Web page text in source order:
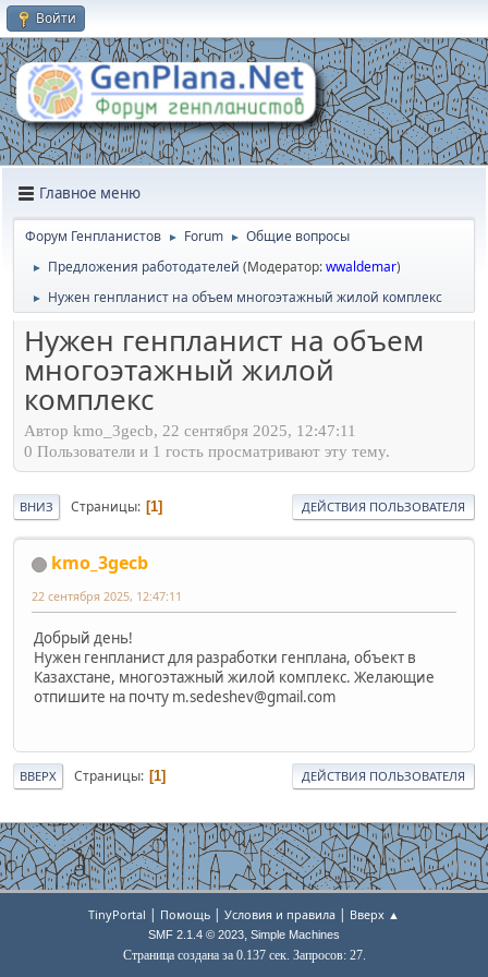
Войти
Главное меню
Форум Генпланистов ► Forum ► Общие вопросы
► Предложения работодателей (Модератор:wwaldemar)
► Нужен генпланист на объем многоэтажный жилой комплекс
Нужен генпланист на объем
многоэтажный жилой
комплекс
Автор kmo_3gecb, 22 сентября 2025, 12:47:11
0 Пользователи и 1 гость просматривают эту тему.
ВНИЗ Страницы 1 ДЕЙСТВИЯ ПОЛЬЗОВАТЕЛЯ
kmo_3gecb
22 сентября 2025, 12:47:11
Добрый день!
Нужен генпланист для разработки генплана, объект в
Казахстане, многоэтажный жилой комплекс. Желающие
отпишите на почту m.sedeshev@gmail.com
ВВЕРХ Страницы 1 ДЕЙСТВИЯ ПОЛЬЗОВАТЕЛЯ
TinyPortal | Помощь | Условия и правила | Вверх ▲
SMF 2.1.4 © 2023, Simple Machines
Страница создана за 0.137 сек. Запросов: 27.